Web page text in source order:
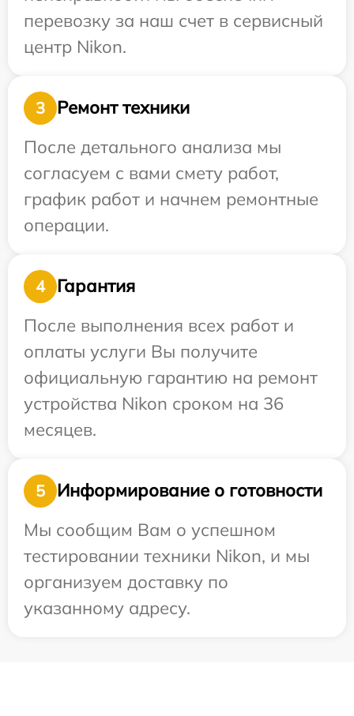
перевозку за наш счет в сервисный
центр Nikon.
3
Ремонт техники
После детального анализа мы
согласуем с вами смету работ,
график работ и начнем ремонтные
операции.
4
Гарантия
После выполнения всех работ и
оплаты услуги Вы получите
официальную гарантию на ремонт
устройства Nikon сроком на 36
месяцев.
5
Информирование о готовности
Мы сообщим Вам о успешном
тестировании техники Nikon, и мы
организуем доставку по
указанному адресу.